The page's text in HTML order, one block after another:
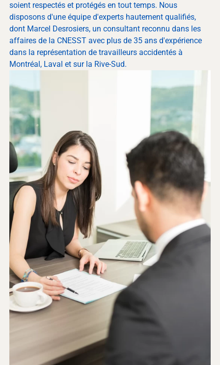
soient respectés et protégés en tout temps. Nous
disposons d'une équipe d'experts hautement qualifiés,
dont Marcel Desrosiers, un consultant reconnu dans les
affaires de la CNESST avec plus de 35 ans d'expérience
dans la représentation de travailleurs accidentés à
Montréal, Laval et sur la Rive-Sud.